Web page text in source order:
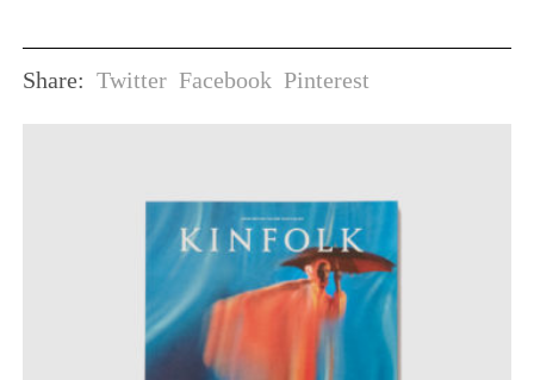
Twitter Facebook Pinterest